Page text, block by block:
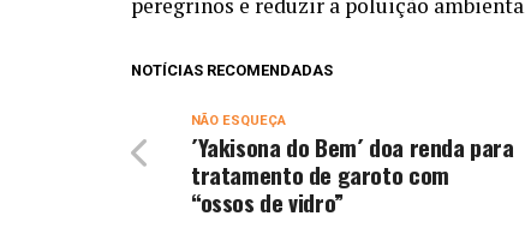
peregrinos e reduzir a poluição
NOTÍCIAS RECOMENDADAS
NÃO ESQUEÇA
´Yakisona do Bem´ doa renda para
tratamento de garoto com
“ossos de vidro”